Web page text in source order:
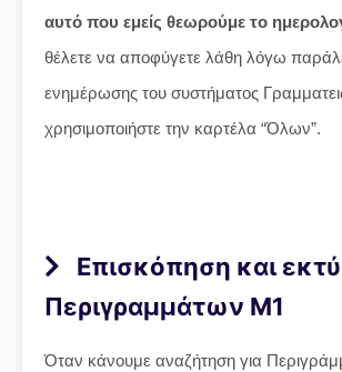
αυτό που εμείς θεωρούμε το
θέλετε να αποφύγετε λάθη λόγω
ενημέρωσης του συστήματος
χρησιμοποιήστε την καρτέλα “Όλων”.
Επισκόπηση και
Περιγραμμάτων Μ1
Όταν κάνουμε αναζήτηση για